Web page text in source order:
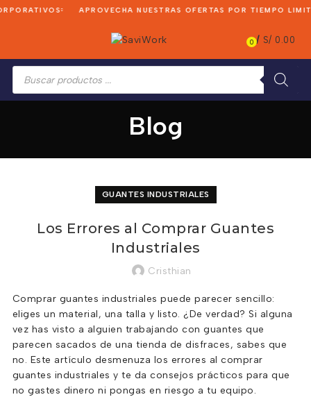
APROVECHA NUESTRAS OFERTAS POR TIEMPO
0 / S/ 0.00
Búsqueda
productos
Blog
GUANTES INDUSTRIALES
Los Errores al Comprar Guantes
Industriales
Cristhian
Comprar guantes industriales puede parecer sencillo:
eliges un material, una talla y listo. ¿De verdad? Si alguna
vez has visto a alguien trabajando con guantes que
parecen sacados de una tienda de disfraces, sabes que
no. Este artículo desmenuza los errores al comprar
guantes industriales y te da consejos prácticos para que
no gastes dinero ni pongas en riesgo a tu equipo.